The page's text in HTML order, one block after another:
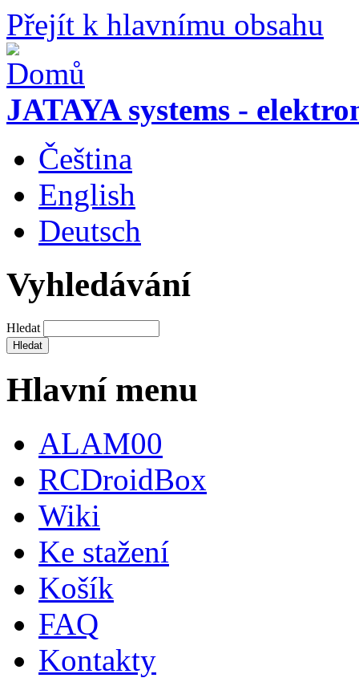
Přejít k hlavnímu obsahu
JATAYA systems -
Čeština
English
Deutsch
Vyhledávání
Hledat
Hlavní menu
ALAM00
RCDroidBox
Wiki
Ke stažení
Košík
FAQ
Kontakty